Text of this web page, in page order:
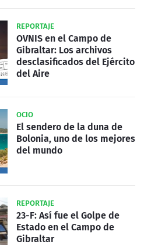
REPORTAJE
OVNIS en el Campo de
Gibraltar: Los archivos
desclasificados del Ejército
del Aire
OCIO
El sendero de la duna de
Bolonia, uno de los mejores
del mundo
REPORTAJE
23-F: Así fue el Golpe de
Estado en el Campo de
Gibraltar